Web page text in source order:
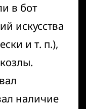
в бот
искусства
и т. п.),
наличие